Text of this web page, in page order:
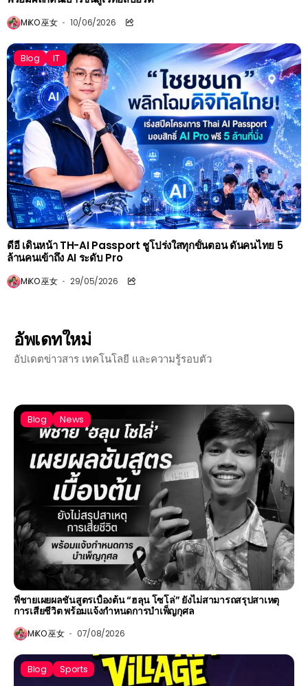
MiKO 巫女 10/06/2026
Blog IT
ดีอี เดินหน้า TH-AI Passport ชูโปร่งใสทุกขั้นตอน ดันคนไทย 5
ล้านคนเข้าถึง AI ระดับ Pro
MiKO 巫女 29/05/2026
อัพเดทใหม่
อัปเดตข่าวสาร เทคโนโลยี และความรู้รอบตัว
Blog News
พี่ชายเผยผลชันสูตรเบื้องต้น “ฮลุน โซโล่” ยังไม่สามารถสรุปสาเหตุ
การเสียชีวิต พร้อมแจ้งกำหนดการบำเพ็ญกุศล
MiKO 巫女 07/08/2026
Blog Sports